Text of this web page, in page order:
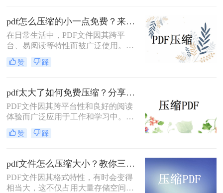
pdf怎么压缩的小一点免费？来试试这二种压缩方法！
在日常生活中，PDF文件因其跨平
台、易阅读等特性而被广泛使用。然
而，当PDF文件体积过大时，会给存
储和传输带来诸多不便。那么pdf怎么
种免费且实用的PDF压缩方法。
赞 踩
pdf太大了如何免费压缩？分享二种压缩方法！
PDF文件因其跨平台性和良好的阅读
体验而广泛应用于工作和学习中。然
而，有时PDF文件体积过大，不仅占
用存储空间，还会影响传输速度。那
介绍两种免费压缩PDF文件的方法。
赞 踩
pdf文件怎么压缩大小？教你三种实用压缩方法！
PDF文件因其格式特性，有时会变得
相当大，这不仅占用大量存储空间，